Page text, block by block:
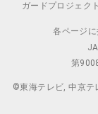
ガードプロジェク
各ページ
第
©東海テレビ, 中京テ